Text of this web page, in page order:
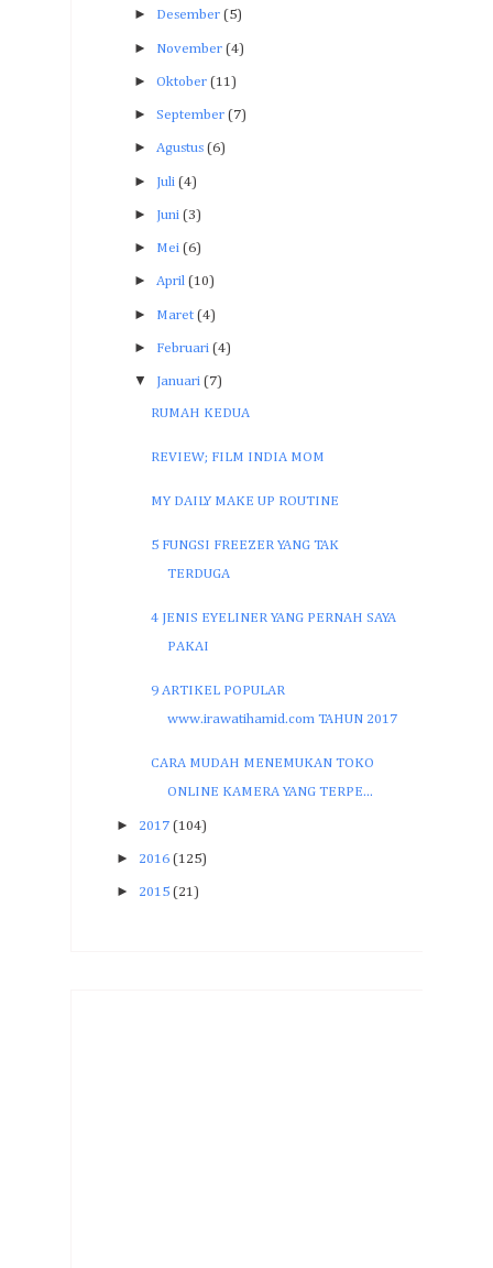
► Desember (5)
► November (4)
► Oktober (11)
► September (7)
► Agustus (6)
► Juli (4)
► Juni (3)
► Mei (6)
► April (10)
► Maret (4)
► Februari (4)
▼ Januari (7)
RUMAH KEDUA
REVIEW; FILM INDIA MOM
MY DAILY MAKE UP ROUTINE
5 FUNGSI FREEZER YANG TAK
TERDUGA
4 JENIS EYELINER YANG PERNAH SAYA
PAKAI
9 ARTIKEL POPULAR
www.irawatihamid.com TAHUN 2017
CARA MUDAH MENEMUKAN TOKO
ONLINE KAMERA YANG TERPE...
► 2017 (104)
► 2016 (125)
► 2015 (21)